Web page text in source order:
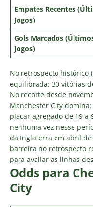
Empates Recentes
Jogos)
Gols Marcados
Jogos)
No retrospecto histórico
equilibrada: 30 vitórias
No recorte desde
Manchester City
placar agregado de 19 a
nenhuma vez nesse
da Inglaterra em abril de
barreira no retrospecto
para avaliar as linhas
Odds para
City